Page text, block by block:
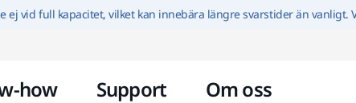
Hoppa till innehållet
ej vid full kapacitet, vilket kan innebära längre svarstider än vanligt.
how Support Om oss